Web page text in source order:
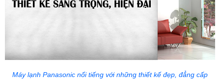
Máy lạnh Panasonic nổi tiếng với những thiết kế đẹp, đẳng cấp